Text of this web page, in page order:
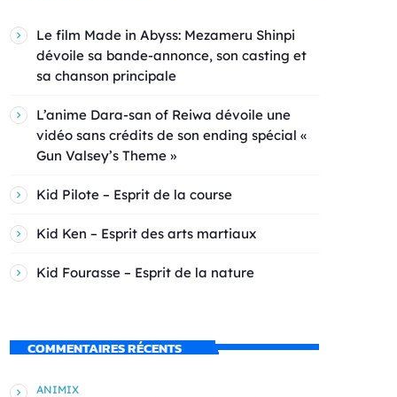
Le film Made in Abyss: Mezameru Shinpi
dévoile sa bande-annonce, son casting et
sa chanson principale
L’anime Dara-san of Reiwa dévoile une
vidéo sans crédits de son ending spécial «
Gun Valsey’s Theme »
Kid Pilote – Esprit de la course
Kid Ken – Esprit des arts martiaux
Kid Fourasse – Esprit de la nature
COMMENTAIRES RÉCENTS
ANIMIX